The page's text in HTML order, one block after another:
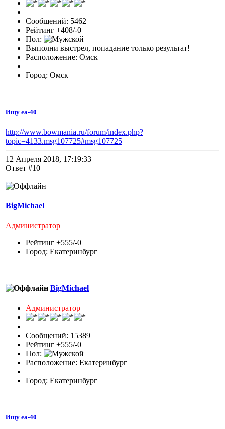
Сообщений: 5462
Рейтинг +408/-0
Пол:
Выполни выстрел, попадание только результат!
Расположение: Омск
Город: Омск
Ищу еа-40
http://www.bowmania.ru/forum/index.php?
topic=4133.msg107725#msg107725
12 Апреля 2018, 17:19:33
Ответ #10
BigMichael
Администратор
Рейтинг +555/-0
Город: Екатеринбург
BigMichael
Администратор
Сообщений: 15389
Рейтинг +555/-0
Пол:
Расположение: Екатеринбург
Город: Екатеринбург
Ищу еа-40